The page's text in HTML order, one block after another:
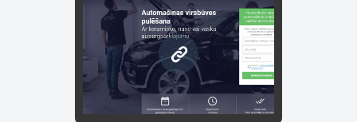
– Lukturu pulēšana
– Aizsargplēves(PPF) un krāsas plēves(vinyl) aplīmēšanā
– Buktes likvidēšana bez krāsošanas
– Ādas remonts un krāsošana
www.bdauto.lv